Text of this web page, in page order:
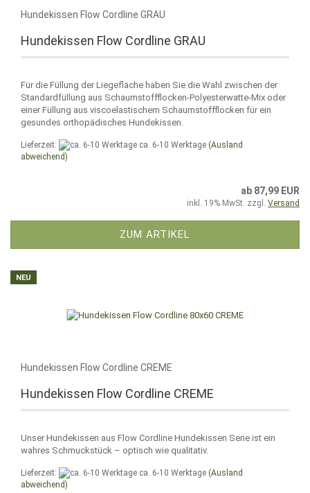
Hundekissen Flow Cordline GRAU
Hundekissen Flow Cordline GRAU
Für die Füllung der Liegefläche haben Sie die Wahl zwischen der
Standardfüllung aus Schaumstoffflocken-Polyesterwatte-Mix oder
einer Füllung aus viscoelastischem Schaumstoffflocken für ein
gesundes orthopädisches Hundekissen.
Lieferzeit: ca. 6-10 Werktage (Ausland
abweichend)
ab 87,99 EUR
inkl. 19% MwSt. zzgl. Versand
ZUM ARTIKEL
NEU
Hundekissen Flow Cordline CREME
Hundekissen Flow Cordline CREME
Unser Hundekissen aus Flow Cordline Hundekissen Serie ist ein
wahres Schmuckstück – optisch wie qualitativ.
Lieferzeit: ca. 6-10 Werktage (Ausland
abweichend)